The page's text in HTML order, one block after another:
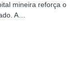
mineira reforça o
A…